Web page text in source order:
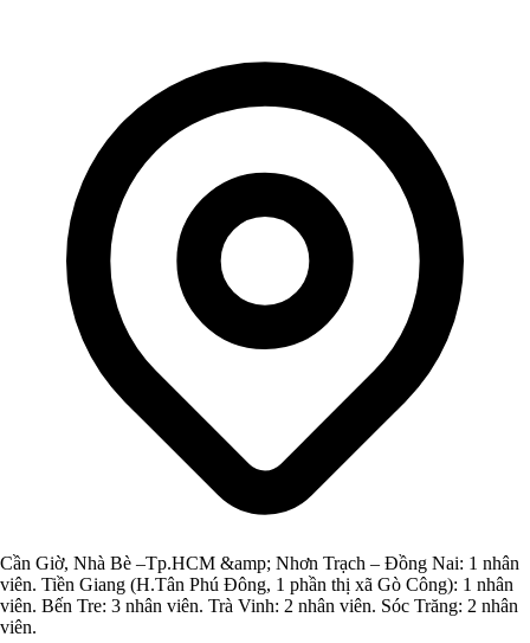
Cần Giờ, Nhà Bè –Tp.HCM &amp; Nhơn Trạch – Đồng Nai: 1 nhân
viên. Tiền Giang (H.Tân Phú Đông, 1 phần thị xã Gò Công): 1 nhân
viên. Bến Tre: 3 nhân viên. Trà Vinh: 2 nhân viên. Sóc Trăng: 2 nhân
viên.